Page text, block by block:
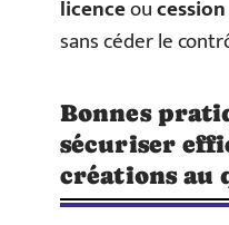
licenceoucession
sans céder le
Bonnes
sécuriser
créations au